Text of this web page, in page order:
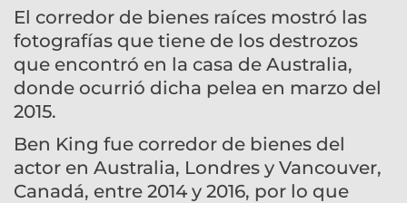
El corredor de bienes raíces mostró las
fotografías que tiene de los destrozos
que encontró en la casa de Australia,
donde ocurrió dicha pelea en marzo del
2015.
Ben King fue corredor de bienes del
actor en Australia, Londres y Vancouver,
Canadá, entre 2014 y 2016, por lo que